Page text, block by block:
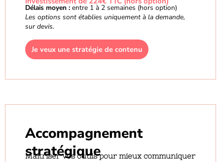
Délais moyen : entre 1 à 2 semaines (hors option)
Les options sont établies uniquement à la demande,
sur devis.
Je veux une stratégie de contenu
Accompagnement
stratégique
Maîtriser vos outils pour mieux communiquer